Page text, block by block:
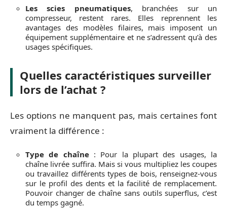
Les scies pneumatiques, branchées sur un
compresseur, restent rares. Elles reprennent les
avantages des modèles filaires, mais imposent un
équipement supplémentaire et ne s’adressent qu’à des
usages spécifiques.
Quelles caractéristiques surveiller
lors de l’achat ?
Les options ne manquent pas, mais certaines font
vraiment la différence :
Type de chaîne: Pour la plupart des usages, la
chaîne livrée suffira. Mais si vous multipliez les coupes
ou travaillez différents types de bois, renseignez-vous
sur le profil des dents et la facilité de remplacement.
Pouvoir changer de chaîne sans outils superflus, c’est
du temps gagné.